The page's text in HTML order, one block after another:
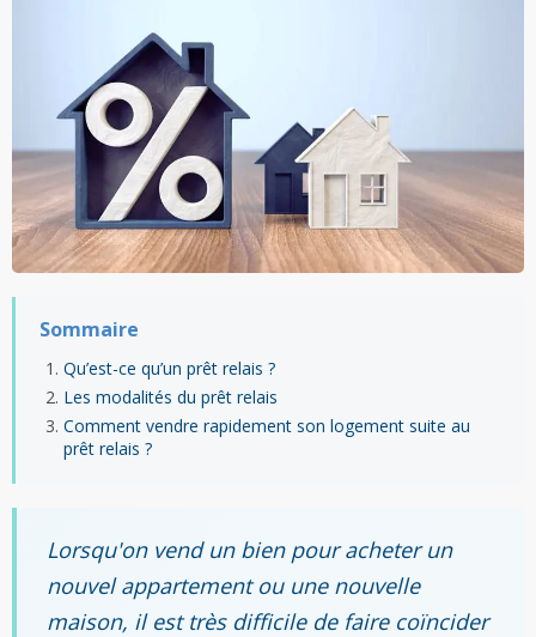
Sommaire
Qu’est-ce qu’un prêt relais ?
Les modalités du prêt relais
Comment vendre rapidement son logement suite au
prêt relais ?
Lorsqu'on vend un bien pour acheter un
nouvel appartement ou une nouvelle
maison, il est très difficile de faire coïncider